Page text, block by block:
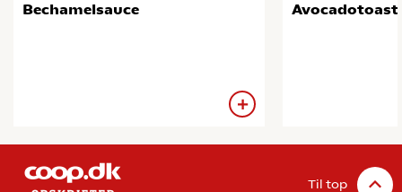
Bechamelsauce Avocadotoast
Til top